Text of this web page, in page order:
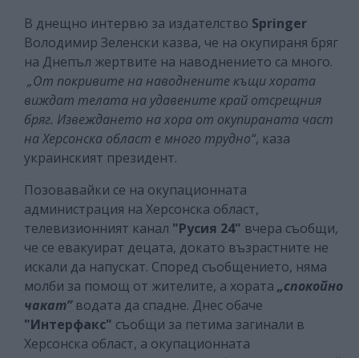
В днещно интервю за издателство Springer
Володимир Зеленски казва, че на окупираня бряг
на Днепъл жертвите на наводнението са много.
„От покривите на наводнените къщи хората
виждат телата на удавените край отсрещния
бряг. Извеждането на хора от окупираната част
на Херсонска област е много трудно“, каза
украинският президент.
Позовавайки се на окупационната
администрация на Херсонска област,
телевизионният канал "Русия 24" вчера съобщи,
че се евакуират децата, докато възрастните не
искали да напускат. Според съобщението, няма
молби за помощ от жителите, а хората „спокойно
чакат”водата да спадне. Днес обаче
"Интерфакс" съобщи за петима загинали в
Херсонска област, а окупационната